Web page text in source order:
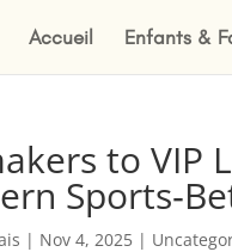
Accueil Enfants &
to VIP
| Nov 4, 2025 |